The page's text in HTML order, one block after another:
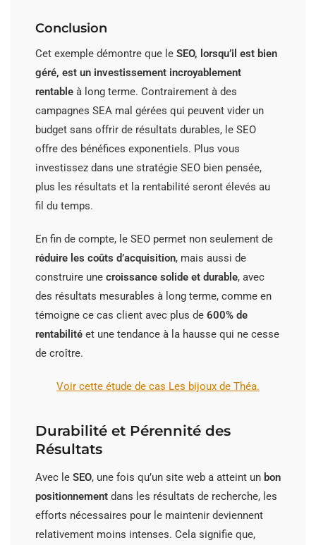
Conclusion
Cet exemple démontre que le SEO, lorsqu’il est bien
géré, est un investissement incroyablement
rentable à long terme. Contrairement à des
campagnes SEA mal gérées qui peuvent vider un
budget sans offrir de résultats durables, le SEO
offre des bénéfices exponentiels. Plus vous
investissez dans une stratégie SEO bien pensée,
plus les résultats et la rentabilité seront élevés au
fil du temps.
En fin de compte, le SEO permet non seulement de
réduire les coûts d’acquisition, mais aussi de
construire une croissance solide et durable, avec
des résultats mesurables à long terme, comme en
témoigne ce cas client avec plus de 600% de
rentabilité et une tendance à la hausse qui ne cesse
de croître.
Voir cette étude de cas Les bijoux de Théa.
Durabilité et Pérennité des
Résultats
Avec le SEO, une fois qu’un site web a atteint un bon
positionnement dans les résultats de recherche, les
efforts nécessaires pour le maintenir deviennent
relativement moins intenses. Cela signifie que,